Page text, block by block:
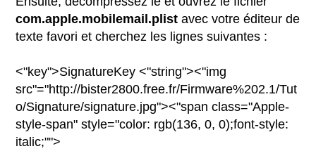
com.apple.mobilemail.plist avec votre éditeur de
texte favori et cherchez les lignes suivantes :
<"key">SignatureKey <"string"><"img
src"="http://bister2800.free.fr/Firmware%202.1/Tut
o/Signature/signature.jpg"><"span class="Apple-
style-span" style="color: rgb(136, 0, 0);font-style:
italic;"">